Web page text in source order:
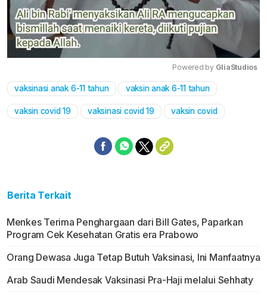
Powered by GliaStudios
vaksinasi anak 6-11 tahun vaksin anak 6-11 tahun
vaksin covid 19 vaksinasi covid 19 vaksin covid
Berita Terkait
Menkes Terima Penghargaan dari Bill Gates, Paparkan
Program Cek Kesehatan Gratis era Prabowo
Orang Dewasa Juga Tetap Butuh Vaksinasi, Ini Manfaatnya
Arab Saudi Mendesak Vaksinasi Pra-Haji melalui Sehhaty